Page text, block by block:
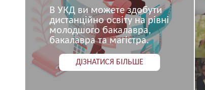
ДИСТАНЦІЙНА
ОСВІТА
В УКД ви можете здобути
дистанційно освіту на рівні
молодшого бакалавра,
бакалавра та магістра.